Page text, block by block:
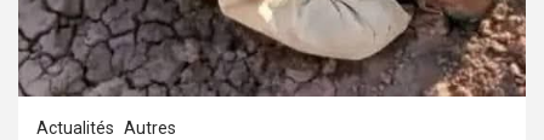
Actualités Autres